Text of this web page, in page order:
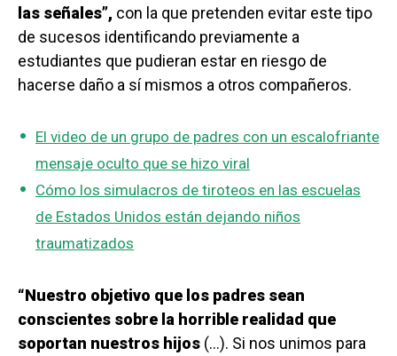
las señales”, con la que pretenden evitar este tipo
de sucesos identificando previamente a
estudiantes que pudieran estar en riesgo de
hacerse daño a sí mismos a otros compañeros.
El video de un grupo de padres con un escalofriante
mensaje oculto que se hizo viral
Cómo los simulacros de tiroteos en las escuelas
de Estados Unidos están dejando niños
traumatizados
“Nuestro objetivo que los padres sean
conscientes sobre la horrible realidad que
soportan nuestros hijos (…). Si nos unimos para